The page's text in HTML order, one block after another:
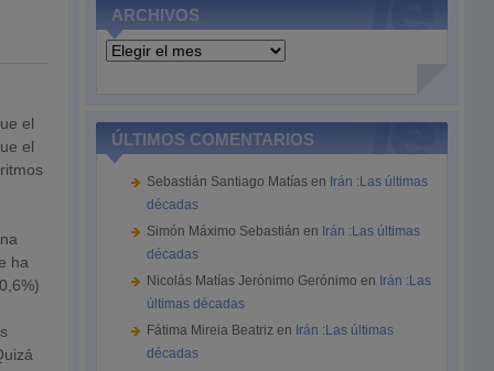
el
el
ha
ARCHIVOS
Archivos
ÚLTIMOS COMENTARIOS
Sebastián Santiago Matías en Irán :Las últimas
décadas
Simón Máximo Sebastián en Irán :Las últimas
décadas
Nicolás Matías Jerónimo Gerónimo en Irán :Las
últimas décadas
Fátima Mireia Beatriz en Irán :Las últimas
décadas